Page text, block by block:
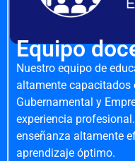
Equipo
Nuestro equipo de
altamente capacitados
Gubernamental y
experiencia
enseñanza altamente
aprendizaje óptimo.